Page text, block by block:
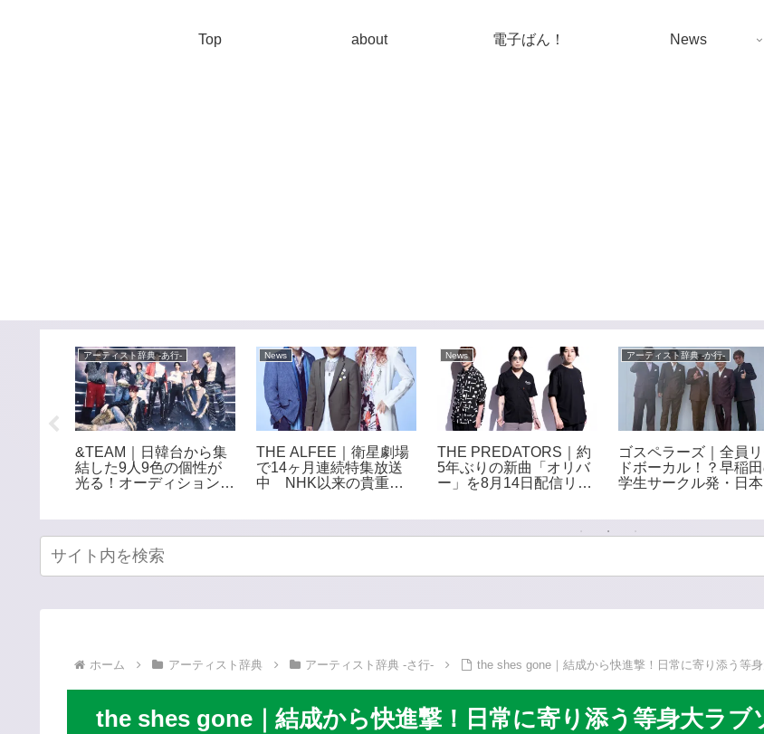
Top about 電子ばん！ News
アーティスト辞典 -あ行-
&TEAM｜日韓台から集
結した9人9色の個性が
光る！オーディションか
News
THE ALFEE｜衛星劇場
で14ヶ月連続特集放送
中 NHK以来の貴重番
News
THE PREDATORS｜約
5年ぶりの新曲「オリバ
ー」を8月14日配信リリ
アーティスト辞典 -か行-
ゴスペラーズ｜全員
ドボーカル！？早稲
学生サークル発・日
ホーム アーティスト辞典 アーティスト辞典 -さ行- the shes gone｜結成から快進撃！日常に寄り添う等
the shes gone｜結成から快進撃！日常に寄り添う等身大ラブ